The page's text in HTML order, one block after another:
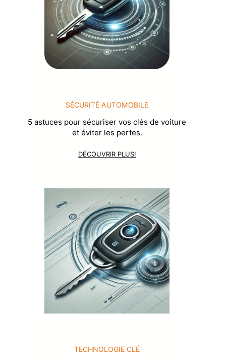
SÉCURITÉ AUTOMOBILE
5 astuces pour sécuriser vos clés de voiture
et éviter les pertes.
DÉCOUVRIR PLUS!
TECHNOLOGIE CLÉ